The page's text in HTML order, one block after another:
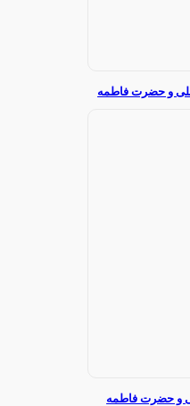
علی و حضرت فاطمه
و حضرت فاطمه